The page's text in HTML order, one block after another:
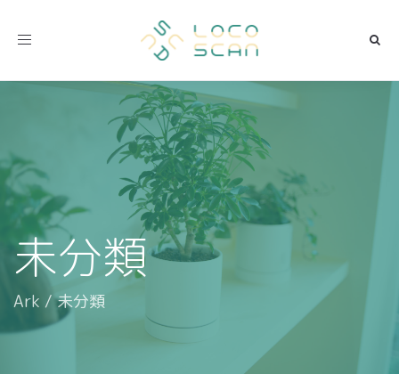
Toggle navigation
未分類
Ark /未分類